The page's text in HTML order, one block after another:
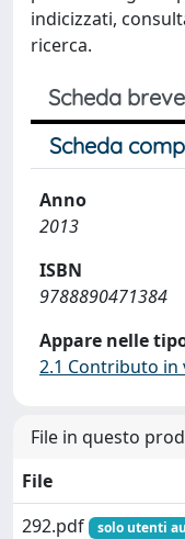
indicizzati,
ricerca.
Scheda breve
Scheda
Anno
2013
ISBN
9788890471384
Appare nelle
2.1 Contributo in
File in questo
File
292.pdf
solo utenti